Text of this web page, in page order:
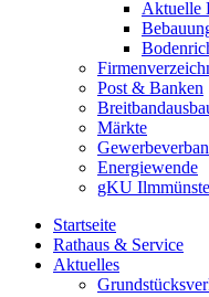
Aktuelle
Post & Banken
Märkte
Energiewende
gKU
Startseite
Rathaus & Service
Aktuelles